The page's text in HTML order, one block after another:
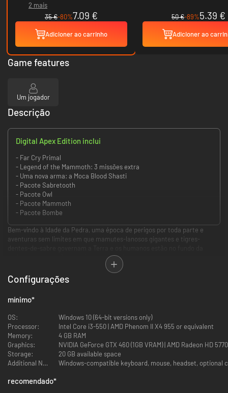
2 mais
35 €-80%7.09 €
Adicioner ao carrinho
50 €-89%5.39 €
Adicioner ao
Game features
Um jogador
Descrição
Digital Apex Edition inclui
- Far Cry Primal
- Legend of the Mammoth: 3 missões extra
- Uma nova arma: a Moca Blood Shasti
- Pacote Sabretooth
- Pacote Owl
- Pacote Mammoth
- Pacote Bombe
Bem-vindo à Idade da Pedra, uma época de perigos por toda parte e
aventuras sem limites em que mamutes-lanosos gigantes e tigres-
cadeia alimentar. Como o último sobrevivente da sua tribo, você vai
aprender a criar um arsenal letal, a se defender de predadores ferozes e
a ser mais esperto que os inimigos para conquistar Oros e se tornar um
Superpredador.
SOBREVIVA À EXTINÇÃO: Conquiste sua terra e derrote os inimigos
na luta original pela sobrevivência.
CONHEÇA A IDADE DA PEDRA DE FAR CRY: Entre em um mundo
aberto repleto do caos e perigo imprevisíveis pela qual a franquia
campeã de vendas é conhecida.
DERROTE FERAS ÉPICAS: Cace predadores perigosos, como o
selvagem tigre-dente-de-sabre e o esperto mamute-lanoso.
TORNE-SE O SUPERPREDADOR: Derrote as tribos perigosas de Oros
enquanto luta para unir a humanidade.
Configurações
mínimo*
OS:
Windows 10 (64-bit versions only)
Processor:
Intel Core i3-550 | AMD Phenom II X4 955 or equivalent
Memory:
4 GB RAM
Graphics:
NVIDIA GeForce GTX 460 (1GB VRAM) | AMD Radeon HD
Storage:
20 GB available space
Additional Notes:
recomendado*